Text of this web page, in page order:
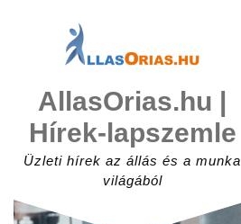
AllasOrias.hu |
Hírek-lapszemle
Üzleti hírek az állás és a munka
világából